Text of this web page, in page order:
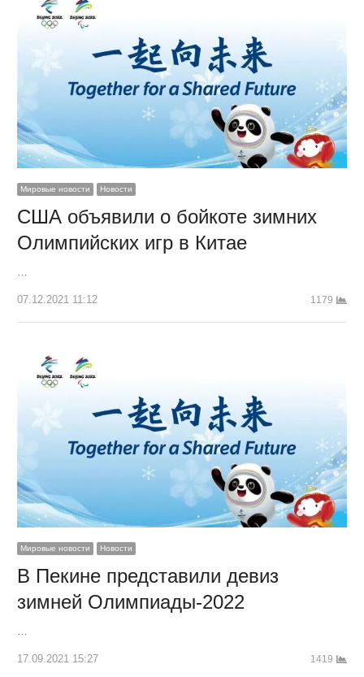
Мировые новости Новости
США объявили о бойкоте зимних
Олимпийских игр в Китае
07.12.2021 11:12 1179
Мировые новости Новости
В Пекине представили девиз
зимней Олимпиады-2022
17.09.2021 15:27 1419